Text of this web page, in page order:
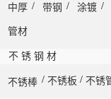
中厚 / 带钢 / 涂镀 /
管材
不 锈 钢 材
不锈棒 / 不锈板 / 不锈